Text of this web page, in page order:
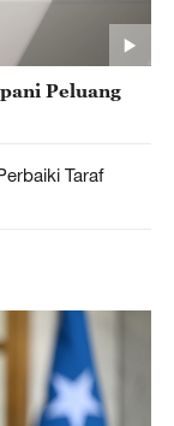
Peluang
Taraf